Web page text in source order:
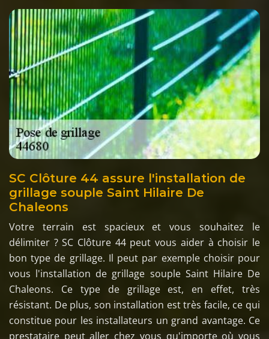
SC Clôture 44 assure l'installation de
grillage souple Saint Hilaire De
Chaleons
Votre terrain est spacieux et vous souhaitez le
délimiter ? SC Clôture 44 peut vous aider à choisir le
bon type de grillage. Il peut par exemple choisir pour
vous l'installation de grillage souple Saint Hilaire De
Chaleons. Ce type de grillage est, en effet, très
résistant. De plus, son installation est très facile, ce qui
constitue pour les installateurs un grand avantage. Ce
prestataire peut aller chez vous qu'importe où vous